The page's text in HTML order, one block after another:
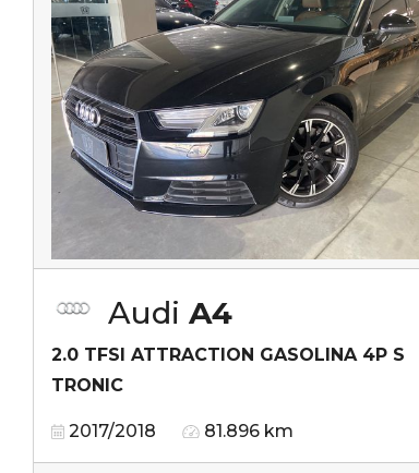
Audi A4
2.0 TFSI ATTRACTION GASOLINA 4P S
TRONIC
2017/2018 81.896 km